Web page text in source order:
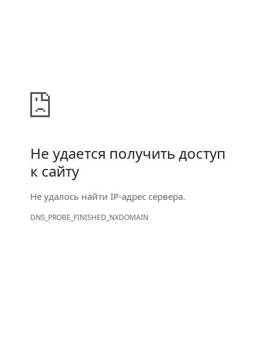
Не удается получить доступ
к сайту
Не удалось найти IP-адрес сервера.
DNS_PROBE_FINISHED_NXDOMAIN